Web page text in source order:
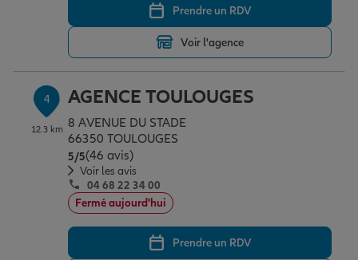
Tous nos devis d'assurance
Prendre un RDV
Voir l'agence
4
12.3 km
AGENCE TOULOUGES
8 AVENUE DU STADE
66350 TOULOUGES
5/5Note de 5 sur 5
(46 avis)
Voir les avis
04 68 22 34 00
Fermé aujourd'hui
Prendre un RDV